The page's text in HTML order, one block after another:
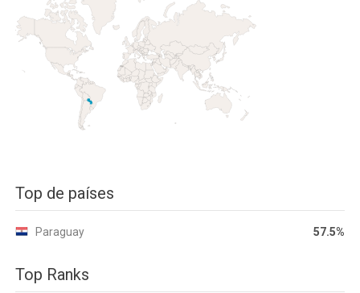
Top de países
Paraguay 57.5%
Top Ranks